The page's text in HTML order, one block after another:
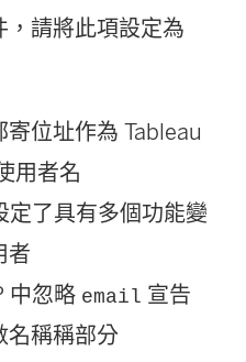
請將此項設定為
寄位址作為 Tableau
用者名
定了具有多個功能變
者
中忽略 email 宣告
名稱稱部分